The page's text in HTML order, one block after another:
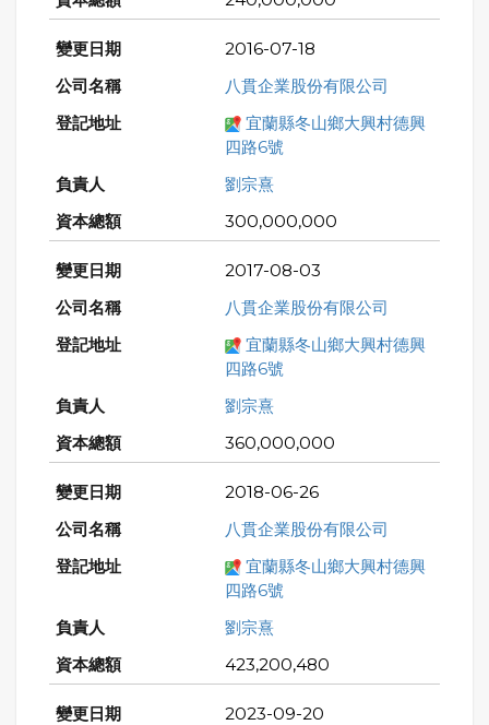
2016-07-18
八貫企業股份有限公司
宜蘭縣冬山鄉大興村德興
四路6號
劉宗熹
300,000,000
2017-08-03
八貫企業股份有限公司
宜蘭縣冬山鄉大興村德興
四路6號
劉宗熹
360,000,000
2018-06-26
八貫企業股份有限公司
宜蘭縣冬山鄉大興村德興
四路6號
劉宗熹
423,200,480
2023-09-20